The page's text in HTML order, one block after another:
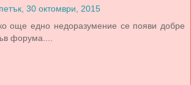
петък, 30 октомври, 2015
още едно недоразумение се появи добре
форума....